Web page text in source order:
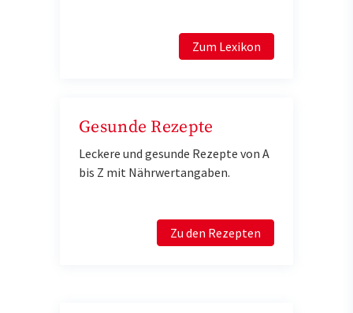
Zum Lexikon
Gesunde Rezepte
Leckere und gesunde Rezepte von A
bis Z mit Nährwertangaben.
Zu den Rezepten